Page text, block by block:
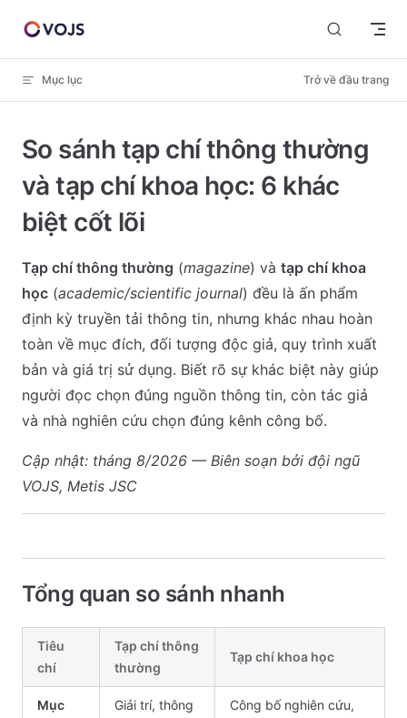
Skip to content
Mục lục Trở về đầu trang
So sánh tạp chí thông thường
và tạp chí khoa học: 6 khác
biệt cốt lõi
Tạp chí thông thường (magazine) và tạp chí khoa
học (academic/scientific journal) đều là ấn phẩm
định kỳ truyền tải thông tin, nhưng khác nhau hoàn
toàn về mục đích, đối tượng độc giả, quy trình xuất
bản và giá trị sử dụng. Biết rõ sự khác biệt này giúp
người đọc chọn đúng nguồn thông tin, còn tác giả
và nhà nghiên cứu chọn đúng kênh công bố.
Cập nhật: tháng 8/2026 — Biên soạn bởi đội ngũ
VOJS, Metis JSC
Tổng quan so sánh nhanh
Tiêu
chí
Tạp chí thông
thường
Tạp chí khoa học
Mục
Giải trí, thông
Công bố nghiên cứu,